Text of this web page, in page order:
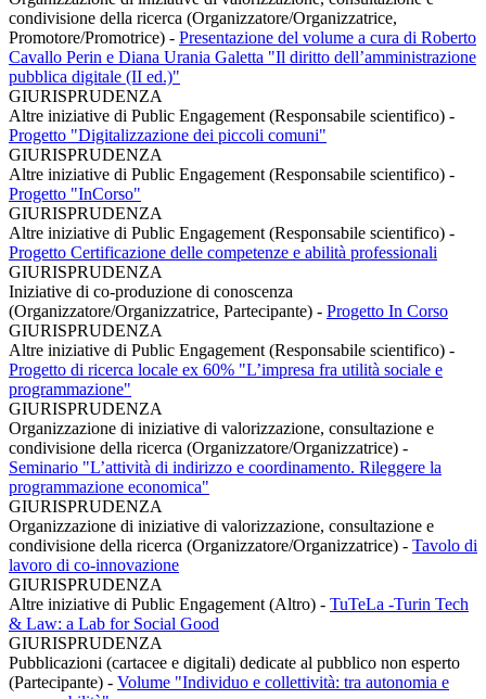
condivisione della ricerca (Organizzatore/Organizzatrice,
Promotore/Promotrice) - Presentazione del volume a cura di Roberto
Cavallo Perin e Diana Urania Galetta "Il diritto dell’amministrazione
pubblica digitale (II ed.)"
GIURISPRUDENZA
Altre iniziative di Public Engagement (Responsabile scientifico) -
Progetto "Digitalizzazione dei piccoli comuni"
GIURISPRUDENZA
Altre iniziative di Public Engagement (Responsabile scientifico) -
Progetto "InCorso"
GIURISPRUDENZA
Altre iniziative di Public Engagement (Responsabile scientifico) -
Progetto Certificazione delle competenze e abilità professionali
GIURISPRUDENZA
Iniziative di co-produzione di conoscenza
(Organizzatore/Organizzatrice, Partecipante) - Progetto In Corso
GIURISPRUDENZA
Altre iniziative di Public Engagement (Responsabile scientifico) -
Progetto di ricerca locale ex 60% "L’impresa fra utilità sociale e
programmazione"
GIURISPRUDENZA
Organizzazione di iniziative di valorizzazione, consultazione e
condivisione della ricerca (Organizzatore/Organizzatrice) -
Seminario "L’attività di indirizzo e coordinamento. Rileggere la
programmazione economica"
GIURISPRUDENZA
Organizzazione di iniziative di valorizzazione, consultazione e
condivisione della ricerca (Organizzatore/Organizzatrice) - Tavolo di
lavoro di co-innovazione
GIURISPRUDENZA
Altre iniziative di Public Engagement (Altro) - TuTeLa -Turin Tech
& Law: a Lab for Social Good
GIURISPRUDENZA
Pubblicazioni (cartacee e digitali) dedicate al pubblico non esperto
(Partecipante) - Volume "Individuo e collettività: tra autonomia e